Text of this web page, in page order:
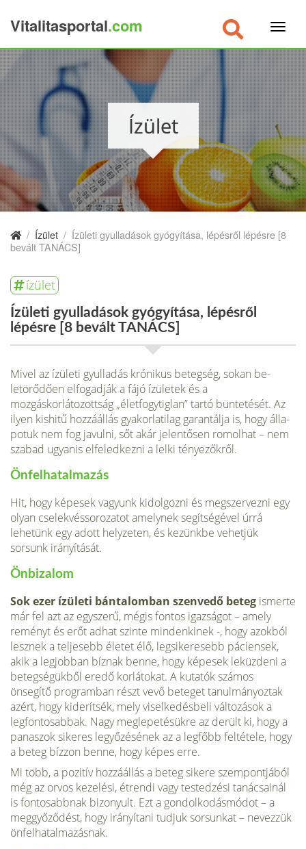
Vitalitasportal.com
Ízület
/ Ízület / Ízületi gyulladások gyógyítása, lépésről lépésre [8
bevált TANÁCS]
ízület
Ízületi gyulladások gyógyítása, lépésről
lépésre [8 bevált TANÁCS]
Mivel az ízületi gyulladás krónikus betegség, sokan be­
letörődően elfogadják a fájó ízületek és a
mozgáskorlátozottság „életfogytiglan” tartó büntetését. Az
ilyen kishitű hozzáállás gyakorlatilag garantálja is, hogy álla­
potuk nem fog javulni, sőt akár jelentősen romolhat – nem
szabad ugyanis elfeledkezni a lelki tényezőkről.
Önfelhatalmazás
Hit, hogy képesek vagyunk kidolgozni és megszervezni egy
olyan cselekvéssorozatot amelynek segítségével úrrá
lehetünk egy adott helyzeten, és kezünkbe vehetjük
sorsunk irányítását.
Önbizalom
Sok ezer ízületi bántalomban szenvedő beteg is­merte
már fel azt az egyszerű, mégis fontos igazságot – amely
reményt és erőt adhat szinte mindenkinek -, hogy azokból
lesznek a teljesebb életet élő, legsikeresebb páciensek,
akik a legjobban bíznak benne, hogy képesek leküzdeni a
betegségük­ből eredő korlátokat. A kutatók számos
önsegítő programban részt vevő beteget tanulmányoztak
azért, hogy kiderítsék, mely viselkedésbeli változások a
legfontosabbak. Nagy meglepeté­sükre az derült ki, hogy a
panaszok sikeres legyőzésének az a legfőbb feltétele, hogy
a beteg bízzon benne, hogy képes erre.
Mi több, a pozitív hozzáállás a beteg sikere szempontjából
még az orvos kezelési, étrendi vagy testedzési tanácsainál
is fontosabbnak bizonyult. Ezt a gondolkodásmódot – a
meg­győződést, hogy irányítani tudjuk sorsunkat – nevezzük
önfelhatalmazásnak.
×